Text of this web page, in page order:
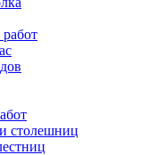
столешниц